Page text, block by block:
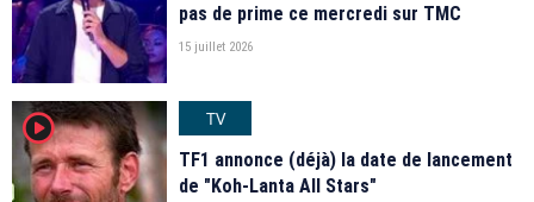
pas de prime ce mercredi sur TMC
15 juillet 2026
player2
TV
TF1 annonce (déjà) la date de lancement
de "Koh-Lanta All Stars"